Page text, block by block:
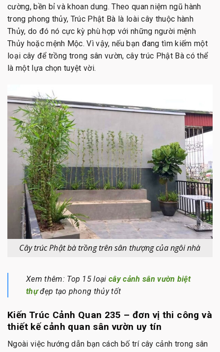
cường, bền bỉ và khoan dung. Theo quan niệm ngũ hành
trong phong thủy, Trúc Phật Bà là loài cây thuộc hành
Thủy, do đó nó cực kỳ phù hợp với những người mệnh
Thủy hoặc mệnh Mộc. Vì vậy, nếu bạn đang tìm kiếm một
loại cây để trồng trong sân vườn, cây trúc Phật Bà có thể
là một lựa chọn tuyệt vời.
Cây trúc Phật bà trồng trên sân thượng của ngôi nhà
Xem thêm: Top 15 loạicây cảnh sân vườn biệt
thựđẹp tạo phong thủy tốt
Kiến Trúc Cảnh Quan 235 – đơn vị thi công và
thiết kế cảnh quan sân vườn uy tín
Ngoài việc hướng dẫn bạn cách bố trí cây cảnh trong sân